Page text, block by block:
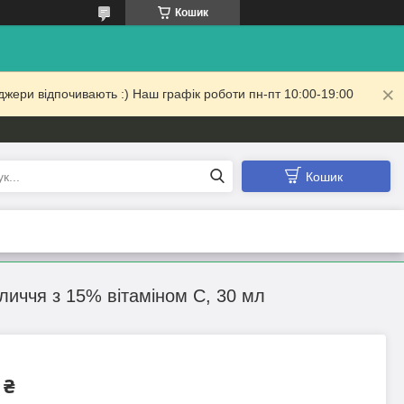
Кошик
відпочивають :) Наш графік роботи пн-пт 10:00-19:00
Кошик
з 15% вітаміном C, 30 мл